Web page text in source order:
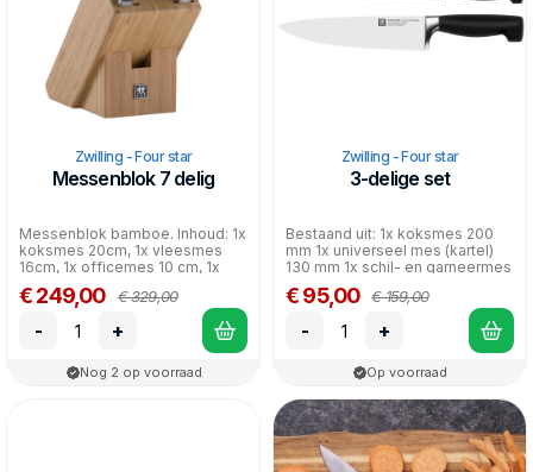
Zwilling - Four star
Messenblok 7 delig
Messenblok bamboe. Inhoud: 1x
koksmes 20cm, 1x vleesmes
16cm, 1x officemes 10 cm, 1x
broodmes 20cm, 1x ka...
€ 249,00 € 329,00
- +
Nog 2 op voorraad
Zwilling - Four star
3-delige set
Bestaand uit: 1x koksmes 200
mm 1x universeel mes (kartel)
130 mm 1x schil- en garneermes
100 mm
€ 95,00 € 159,00
- +
Op voorraad